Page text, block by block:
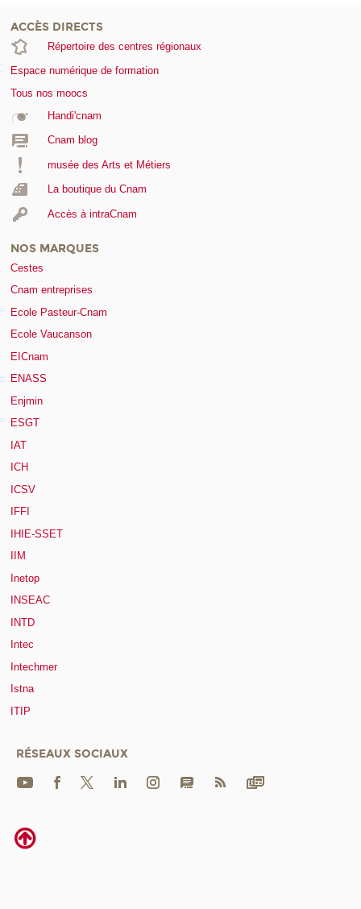
ACCÈS DIRECTS
Répertoire des centres régionaux
Espace numérique de formation
Tous nos moocs
Handi'cnam
Cnam blog
musée des Arts et Métiers
La boutique du Cnam
Accès à intraCnam
NOS MARQUES
Cestes
Cnam entreprises
Ecole Pasteur-Cnam
Ecole Vaucanson
EICnam
ENASS
Enjmin
ESGT
IAT
ICH
ICSV
IFFI
IHIE-SSET
IIM
Inetop
INSEAC
INTD
Intec
Intechmer
Istna
ITIP
RÉSEAUX SOCIAUX